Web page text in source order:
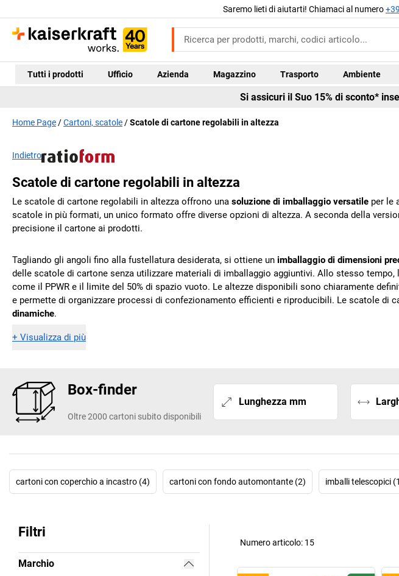
Saremo lieti di aiutarti! Chiamaci al numero
Tutti i prodotti Ufficio Azienda Magazzino Trasporto Ambiente
Si assicuri il Suo 15% di sconto*
Home Page Cartoni, scatole Scatole di cartone regolabili in altezza
Indietro
Scatole di cartone regolabili in altezza
Le scatole di cartone regolabili in altezza offrono una soluzione di imballaggio versatile per le
scatole in più formati, un unico formato offre diverse opzioni di altezza. A seconda della
precisione il cartone ai prodotti.
Tagliando gli angoli fino alla fustellatura desiderata, si ottiene un imballaggio di dimensioni
delle scatole di cartone senza utilizzare materiali di imballaggio aggiuntivi. Allo stesso
come il PPWR e il limite del 50% di spazio vuoto. Le altezze disponibili sono chiaramente
e permette di organizzare processi di confezionamento efficienti e riproducibili. Le scatole di
dinamiche.
+ Visualizza di più
Box-finder
Oltre 2000 cartoni subito disponibili
Lunghezza mm
cartoni con coperchio a incastro (4) cartoni con fondo automontante (2) imballi telescopici
Filtri
Marchio
Numero articolo: 15